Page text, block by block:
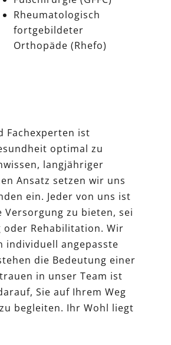
Rheumatologisch
fortgebildeter
Orthopäde (Rhefo)
Fachexperten ist
optimal zu
langjähriger
Ansatz setzen wir uns
ein. Jeder von uns ist
zu bieten, sei
oder Rehabilitation. Wir
individuell angepasste
die Bedeutung einer
in unser Team ist
Sie auf Ihrem Weg
begleiten. Ihr Wohl liegt